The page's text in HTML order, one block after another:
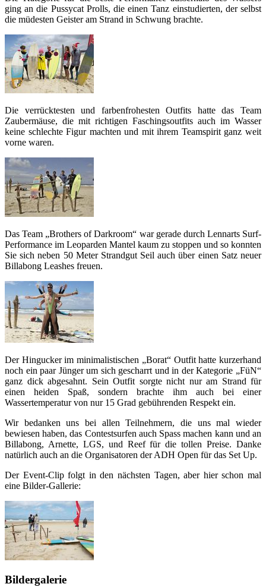
ging an die Pussycat Prolls, die einen Tanz einstudierten, der selbst
die müdesten Geister am Strand in Schwung brachte.
Die verrücktesten und farbenfrohesten Outfits hatte das Team
Zaubermäuse, die mit richtigen Faschingsoutfits auch im Wasser
keine schlechte Figur machten und mit ihrem Teamspirit ganz weit
vorne waren.
Das Team „Brothers of Darkroom“ war gerade durch Lennarts Surf-
Performance im Leoparden Mantel kaum zu stoppen und so konnten
Sie sich neben 50 Meter Strandgut Seil auch über einen Satz neuer
Billabong Leashes freuen.
Der Hingucker im minimalistischen „Borat“ Outfit hatte kurzerhand
noch ein paar Jünger um sich gescharrt und in der Kategorie „FüN“
ganz dick abgesahnt. Sein Outfit sorgte nicht nur am Strand für
einen heiden Spaß, sondern brachte ihm auch bei einer
Wassertemperatur von nur 15 Grad gebührenden Respekt ein.
Wir bedanken uns bei allen Teilnehmern, die uns mal wieder
bewiesen haben, das Contestsurfen auch Spass machen kann und an
Billabong, Arnette, LGS, und Reef für die tollen Preise. Danke
natürlich auch an die Organisatoren der ADH Open für das Set Up.
Der Event-Clip folgt in den nächsten Tagen, aber hier schon mal
eine Bilder-Gallerie:
Bildergalerie